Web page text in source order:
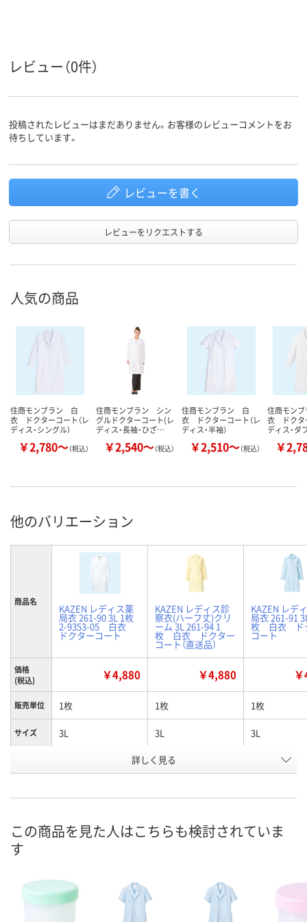
対象 レディス
レビュー（0件）
投稿されたレビューはまだありません。お客様のレビューコメントをお
待ちしています。
レビューを書く
レビューをリクエストする
人気の商品
住商モンブラン 白
衣 ドクターコート（レ
ディス・シングル）
￥2,780～（税込）
住商モンブラン シン
グルドクターコート(レ
ディス・長袖・ひざ…
￥2,540～（税込）
住商モンブラン 白
衣 ドクターコート（レ
ディス・半袖）
￥2,510～（税込）
住商モン
衣 ドクタ
ディス・ダ
￥
他のバリエーション
商品名
KAZEN レディス薬
局衣 261-90 3L 1枚
2-9353-05 白衣
ドクターコート
KAZEN レディス診
察衣(ハーフ丈)クリ
ーム 3L 261-94 1
枚 白衣 ドクター
コート（直送品）
KAZEN レデ
局衣 261-91
枚 白衣 ド
コート
価格
(税込)
￥4,880 ￥4,880
販売単位 1枚 1枚 1枚
サイズ 3L 3L 3L
クリーム サックスブ
号
お届け日
数量
カゴへ
在庫切れです
（次回入荷日未定）
詳しく見る
この商品を見た人はこちらも検討されていま
す